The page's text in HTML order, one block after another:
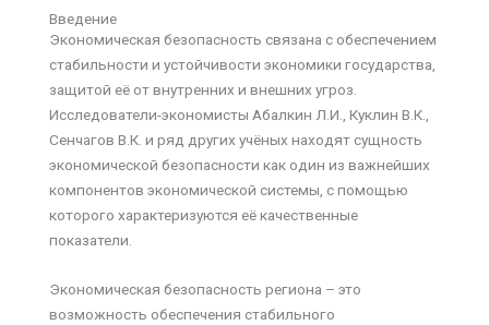
Введение
Экономическая безопасность связана с обеспечением
стабильности и устойчивости экономики государства,
защитой её от внутренних и внешних угроз.
Исследователи-экономисты Абалкин Л.И., Куклин В.К.,
Сенчагов В.К. и ряд других учёных находят сущность
экономической безопасности как один из важнейших
компонентов экономической системы, с помощью
которого характеризуются её качественные
показатели.
Экономическая безопасность региона – это
возможность обеспечения стабильного